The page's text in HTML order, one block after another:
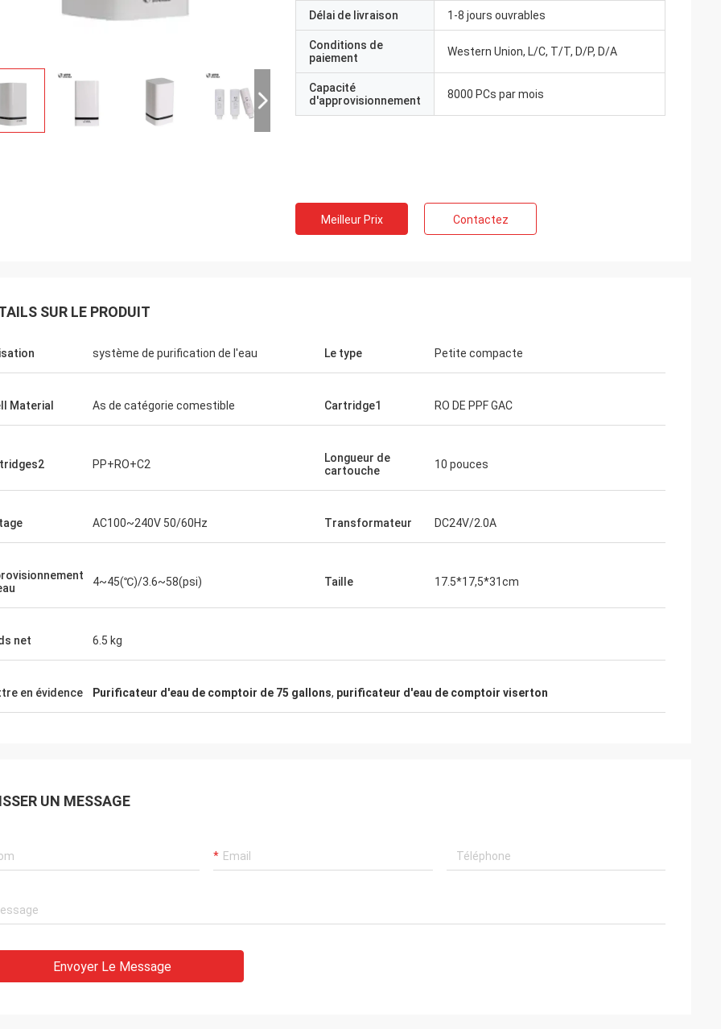
Délai de livraison 1-8 jours ouvrables
Conditions de
paiement
Western Union, L/C, T/T, D/P, D/A
Capacité
d'approvisionnement
8000 PCs par mois
Meilleur Prix Contactez
SUR LE PRODUIT
système de purification de l'eau Le type Petite compacte
Material As de catégorie comestible Cartridge1 RO DE PPF GAC
PP+RO+C2
Longueur de
cartouche
10 pouces
AC100~240V 50/60Hz Transformateur DC24V/2.0A
4~45(℃)/3.6~58(psi) Taille 17.5*17,5*31cm
net 6.5 kg
en évidence Purificateur d'eau de comptoir de 75 gallons, purificateur d'eau de comptoir viserton
UN MESSAGE
Envoyer Le Message